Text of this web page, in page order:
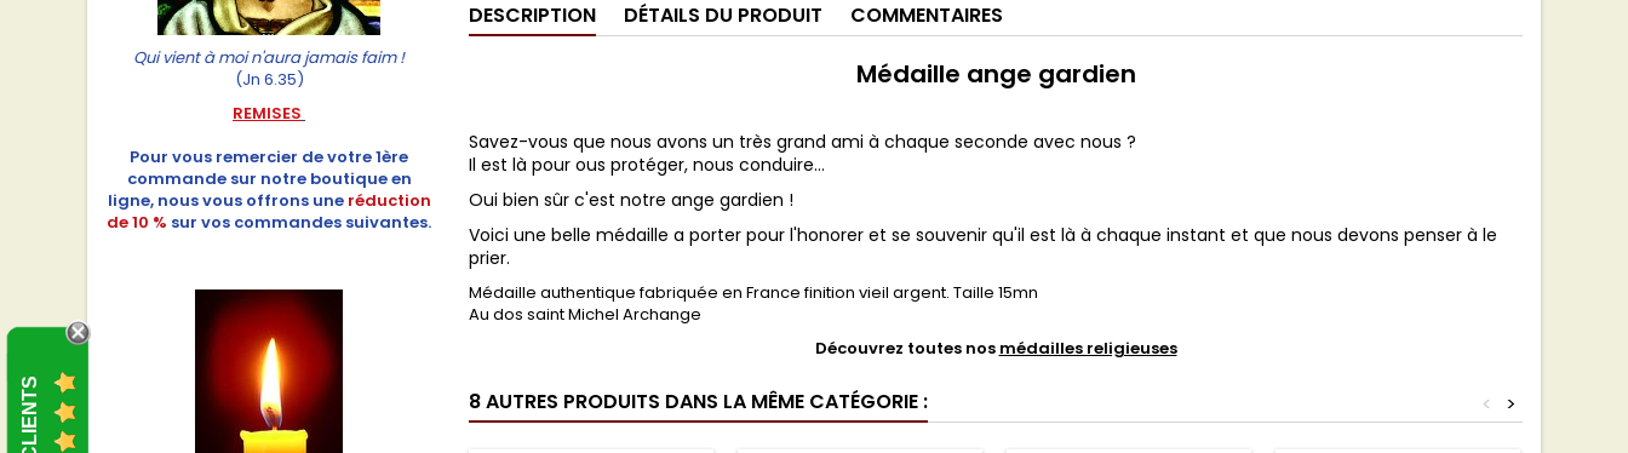
Qui vient à moi n'aura jamais faim !
(Jn 6.35)
REMISES
Pour vous remercier de votre 1ère
commande sur notre boutique en
ligne, nous vous offrons une réduction
de 10 % sur vos commandes suivantes.
DESCRIPTION DÉTAILS DU PRODUIT COMMENTAIRES
Médaille ange gardien
Savez-vous que nous avons un très grand ami à chaque seconde avec nous ?
Il est là pour ous protéger, nous conduire...
Oui bien sûr c'est notre ange gardien !
Voici une belle médaille a porter pour l'honorer et se souvenir qu'il est là à chaque instant et que nous devons penser à le
prier.
Médaille authentique fabriquée en France finition vieil argent. Taille 15mn
Au dos saint Michel Archange
Découvrez toutes nos médailles religieuses
8 AUTRES PRODUITS DANS LA MÊME CATÉGORIE : >
<